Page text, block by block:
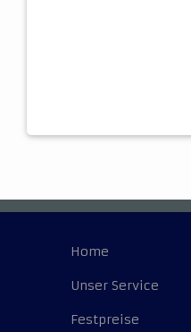
Home
Unser Service
Festpreise